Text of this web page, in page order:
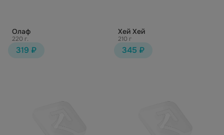
Олаф
220 г.
319 ₽
Хей Хей
210 г
345 ₽